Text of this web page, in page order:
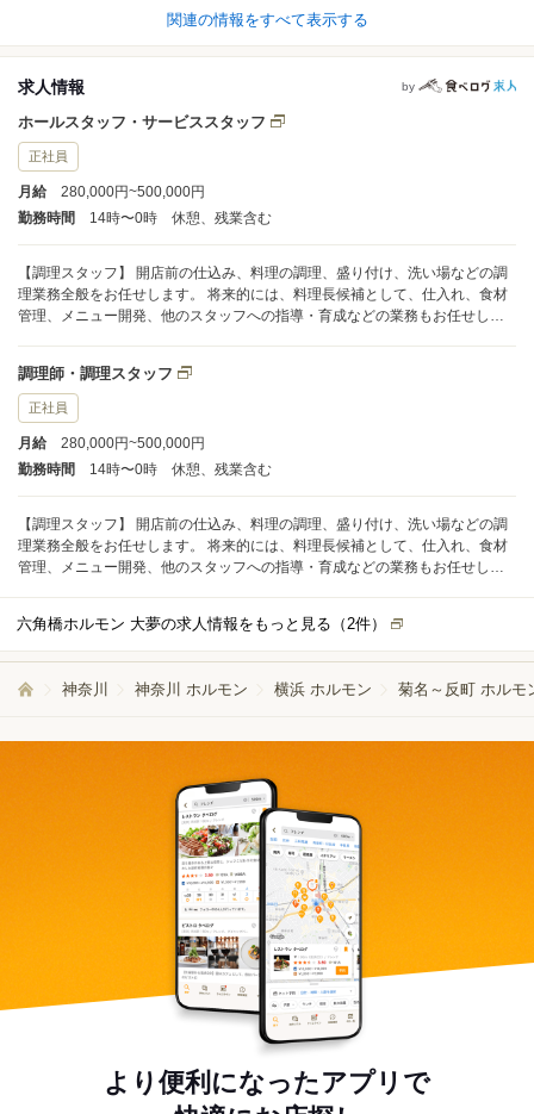
関連の情報をすべて表示する
求人情報 by
ホールスタッフ・サービススタッフ
正社員
月給
280,000円~500,000円
勤務時間
14時〜0時 休憩、残業含む
【調理スタッフ】 開店前の仕込み、料理の調理、盛り付け、洗い場などの調
理業務全般をお任せします。 将来的には、料理長候補として、仕入れ、食材
管理、メニュー開発、他のスタッフへの指導・育成などの業務もお任せしま
には、店長候補として、売上・コストの数値管理、シフト管理、他のスタッ
フへの指導・育成などの業務もお任せします。
調理師・調理スタッフ
正社員
月給
280,000円~500,000円
勤務時間
14時〜0時 休憩、残業含む
【調理スタッフ】 開店前の仕込み、料理の調理、盛り付け、洗い場などの調
理業務全般をお任せします。 将来的には、料理長候補として、仕入れ、食材
管理、メニュー開発、他のスタッフへの指導・育成などの業務もお任せしま
には、店長候補として、売上・コストの数値管理、シフト管理、他のスタッ
フへの指導・育成などの業務もお任せします。
六角橋ホルモン 大夢の求人情報をもっと見る（2件）
神奈川 神奈川 ホルモン 横浜 ホルモン 菊名～反町 ホルモ
より便利になったアプリで